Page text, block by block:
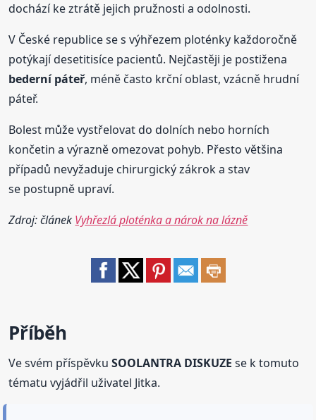
dochází ke ztrátě jejich pružnosti a odolnosti.
V České republice se s výhřezem ploténky každoročně
potýkají desetitisíce pacientů. Nejčastěji je postižena
bederní páteř, méně často krční oblast, vzácně hrudní
páteř.
Bolest může vystřelovat do dolních nebo horních
končetin a výrazně omezovat pohyb. Přesto většina
případů nevyžaduje chirurgický zákrok a stav
se postupně upraví.
Zdroj: článek Vyhřezlá ploténka a nárok na lázně
Příběh
Ve svém příspěvkuSOOLANTRA DISKUZE se k tomuto
tématu vyjádřil uživatel Jitka.